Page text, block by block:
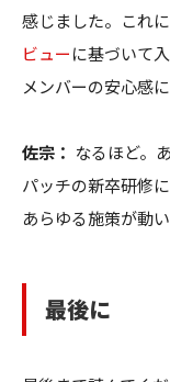
感じました。これ
ビューに基づいて
メンバーの安心感
佐宗： なるほど。
パッチの新卒研修
あらゆる施策が動
最後に